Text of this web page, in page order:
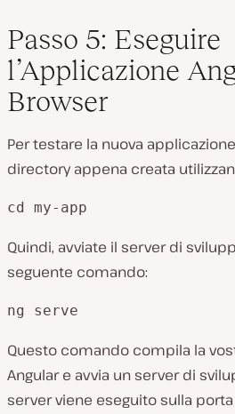
Passo 5: Eseguire
l’Applicazione
Browser
Per testare la nuova
directory appena creata
cd my-app
Quindi, avviate il server di
seguente comando:
ng serve
Questo comando compila la
Angular e avvia un server di
server viene eseguito sulla